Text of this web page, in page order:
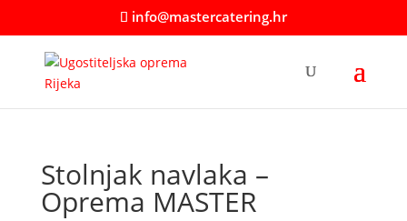
info@mastercatering.hr
Stolnjak navlaka –
Oprema MASTER